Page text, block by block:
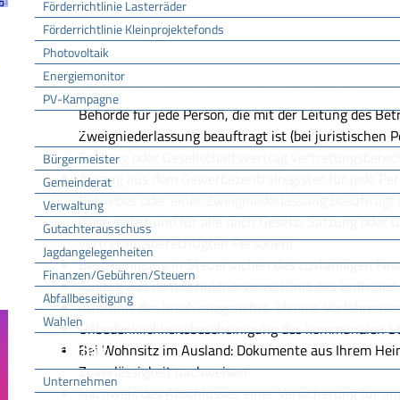
Förderrichtlinie Lasterräder
Förderrichtlinie Kleinprojektefonds
Photovoltaik
Energiemonitor
PV-Kampagne
Rathaus
Bürgermeister
Gemeinderat
Verwaltung
Gutachterausschuss
Jagdangelegenheiten
Finanzen/Gebühren/Steuern
Abfallbeseitigung
Wahlen
Wirtschaft
Unternehmen
Unternehmen im Register eingetragen ist;
Gesellschaftsvertrags (zum Beispiel bei einer
Bei Unternehmenssitz im Ausland: Dokumente aus
nachweisen
Auszug aus dem Bundeszentralregister
Behörde für jede Person, die mit der Leitung des
Zweigniederlassung beauftragt ist (bei juristischen
Satzung oder Gesellschaftsvertrag
Auszug aus dem Gewerbezentralregister für jede
Betriebes oder einer Zweigniederlassung
diese selbst und für alle nach Gesetz, Satzung oder
vertretungsberechtigten Personen)
Bescheinigung in Steuersachen des zuständigen
Auszug aus dem Schuldnerverzeichnis des
Auskunft des Insolvenzgerichts, ob eine
Unbedenklichkeitsbescheinigung des kommunalen
Bei Wohnsitz im Ausland: Dokumente aus Ihrem
Zuverlässigkeit nachweisen
Nachweis des Abschlusses einer Versicherung für